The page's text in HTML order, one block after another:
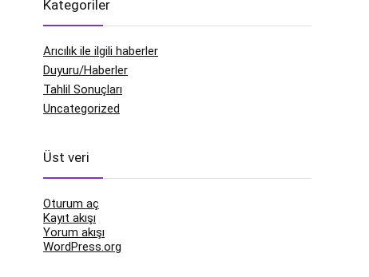
Kategoriler
Arıcılık ile ilgili haberler
Duyuru/Haberler
Tahlil Sonuçları
Uncategorized
Üst veri
Oturum aç
Kayıt akışı
Yorum akışı
WordPress.org